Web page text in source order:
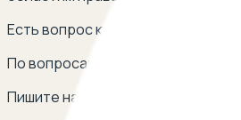
Есть вопрос к юристу?
По вопросам сотрудничества
Пишите на